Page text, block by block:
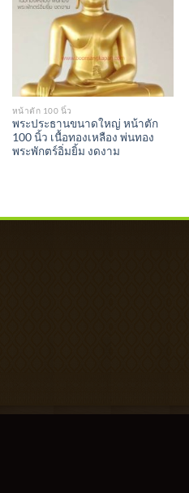
หน้าตัก 100 นิ้ว
พระประธานขนาดใหญ่ หน้าตัก
100 นิ้ว เนื้อทองเหลือง พ่นทอง
พระพักตร์อิ่มยิ้ม งดงาม